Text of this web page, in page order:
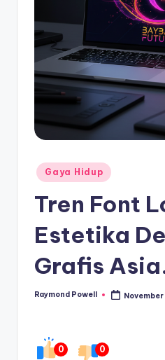
Posted
in
Gaya Hidup
Tren Font
Estetika
Grafis
Posted
Raymond Powell
0 0